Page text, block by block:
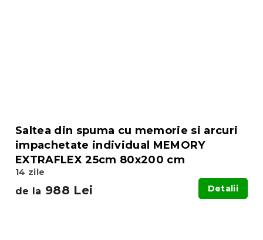
Saltea din spuma cu memorie si arcuri
impachetate individual MEMORY
EXTRAFLEX 25cm 80x200 cm
14 zile
de la 988 Lei Detalii